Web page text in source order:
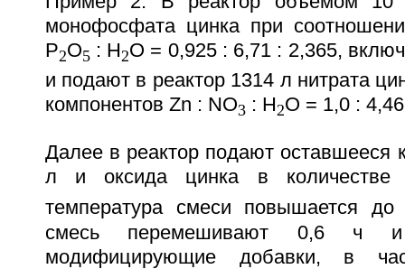
монофосфата цинка при
P2O5 : H2O = 0,925 : 6,71 : 2,365,
и подают в реактор 1314 л нитрата
компонентов Zn : NO3 : H2O = 1,0 :
Далее в реактор подают оставшееся
л и оксида цинка в
температура смеси повышается до
смесь перемешивают 0,6 ч
модифицирующие добавки, в